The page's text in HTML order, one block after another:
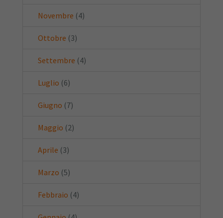
Novembre (4)
Ottobre (3)
Settembre (4)
Luglio (6)
Giugno (7)
Maggio (2)
Aprile (3)
Marzo (5)
Febbraio (4)